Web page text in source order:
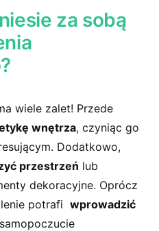
⁣za sobą
⁤wiele zalet! Przede‍
wnętrza, czyniąc ⁤go
Dodatkowo,
przestrzeń lub
dekoracyjne. ⁣Oprócz
potrafi
wprowadzić⁤